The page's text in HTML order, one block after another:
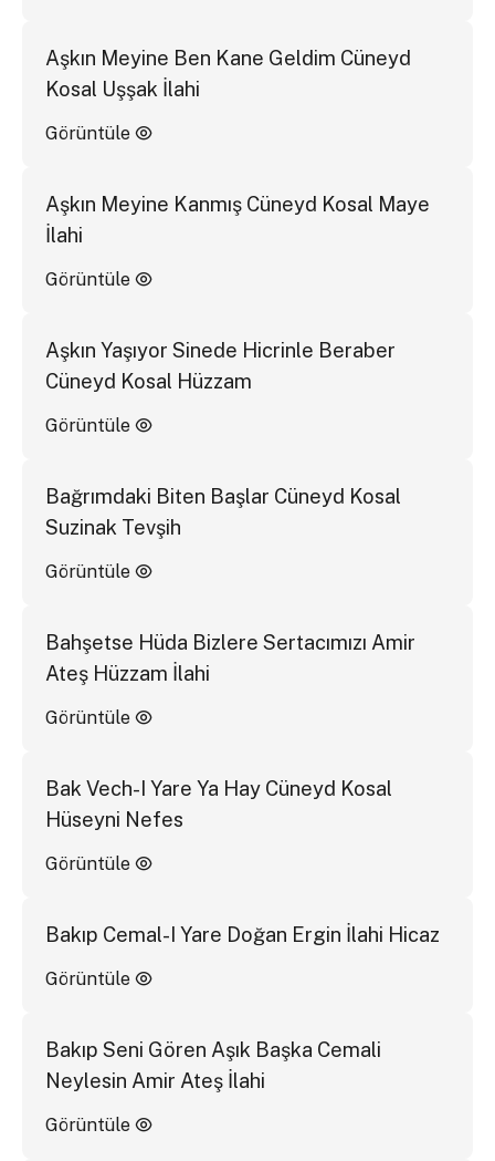
Aşkın Meyine Ben Kane Geldim Cüneyd
Kosal Uşşak İlahi
Görüntüle
Aşkın Meyine Kanmış Cüneyd Kosal Maye
İlahi
Görüntüle
Aşkın Yaşıyor Sinede Hicrinle Beraber
Cüneyd Kosal Hüzzam
Görüntüle
Bağrımdaki Biten Başlar Cüneyd Kosal
Suzinak Tevşih
Görüntüle
Bahşetse Hüda Bizlere Sertacımızı Amir
Ateş Hüzzam İlahi
Görüntüle
Bak Vech-I Yare Ya Hay Cüneyd Kosal
Hüseyni Nefes
Görüntüle
Bakıp Cemal-I Yare Doğan Ergin İlahi Hicaz
Görüntüle
Bakıp Seni Gören Aşık Başka Cemali
Neylesin Amir Ateş İlahi
Görüntüle